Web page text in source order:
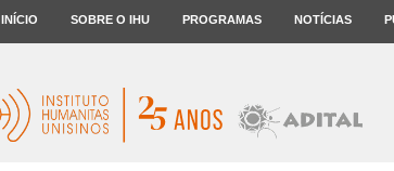
INÍCIO SOBRE O IHU PROGRAMAS NOTÍCIAS